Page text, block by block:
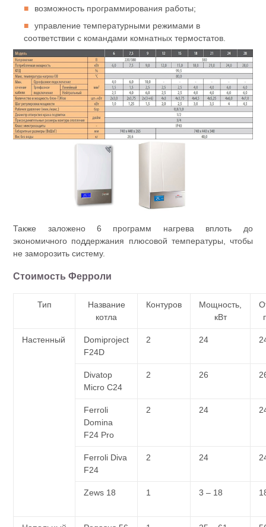
возможность программирования работы;
управление температурными режимами в
соответствии с командами комнатных термостатов.
Также заложено 6 программ нагрева вплоть до
экономичного поддержания плюсовой температуры, чтобы
не заморозить систему.
Стоимость Ферроли
Тип
Название
котла
Контуров
Мощность,
кВт
Настенный
Domiproject
F24D
2 24
Divatop
Micro C24
2 26
Ferroli
Domina
F24 Pro
2 24
Ferroli Diva
F24
2 24
Zews 18 1 3 – 18